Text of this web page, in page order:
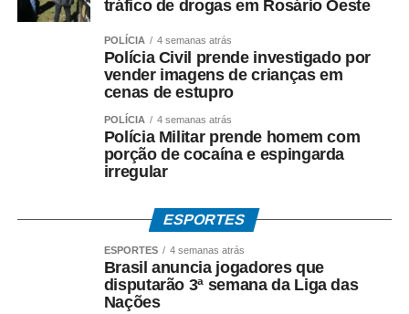
criminosa, peculato, lavagem de dinheiro, crimes contra o
Sistema Financeiro Nacional e uso de informação
não há condenação de qualquer investigado.
*O que diz Mauro Mendes*
Em manifestações públicas, o ex-governador afirma que
o acordo foi celebrado dentro da legalidade, com
respaldo técnico e jurídico, e sustenta que a investigação
esclarecerá a regularidade dos atos praticados durante
tráfico de drogas em Rosário Oeste
POLÍCIA 4 semanas atrás
Polícia Civil prende investigado por
vender imagens de crianças em
cenas de estupro
POLÍCIA 4 semanas atrás
Polícia Militar prende homem com
porção de cocaína e espingarda
irregular
ESPORTES
ESPORTES 4 semanas atrás
Brasil anuncia jogadores que
disputarão 3ª semana da Liga das
Nações